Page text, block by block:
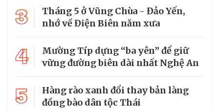
3
Tháng 5 ở Vũng Chùa - Đảo Yến,
nhớ về Điện Biên năm xưa
4
Mường Típ dựng “ba yên” để giữ
vững đường biên dài nhất Nghệ An
5
Hàng rào xanh đổi thay bản làng
đồng bào dân tộc Thái